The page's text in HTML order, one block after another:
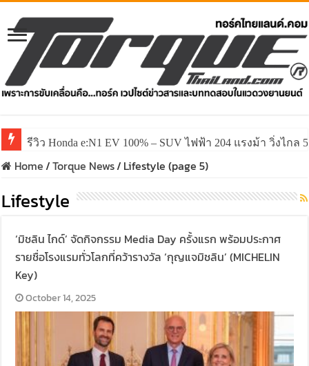
รีวิว Honda e:N1 EV 100% – SUV ไฟฟ้า 204 แรงม้า วิ่งไกล
รีวิว ลองขับ All New GWM HAVAL H6 ปรับโฉมหน้าใหม่
Home/Torque News/ Lifestyle (page 5)
Lifestyle
‘มิชลิน ไกด์’ จัดกิจกรรม Media Day ครั้งแรก พร้อมประกาศ
รายชื่อโรงแรมทั่วโลกที่คว้ารางวัล ‘กุญแจมิชลิน’ (MICHELIN
Key)
October 14, 2025